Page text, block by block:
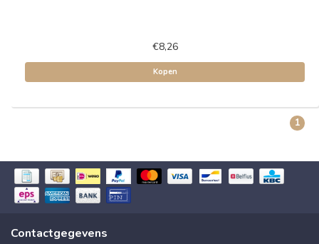
€8,26
Kopen
1
Contactgegevens